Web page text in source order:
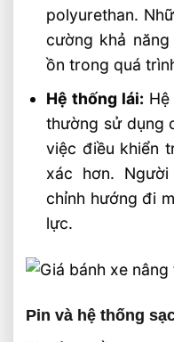
polyurethan.
cường khả
ồn trong quá
Hệ thống lái:
thường sử dụng
việc điều khiển
xác hơn.
chỉnh hướng đi
lực.
Pin và hệ thống